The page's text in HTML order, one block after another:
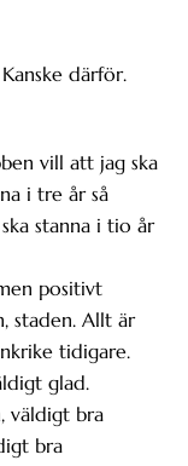
därför.
vill att jag ska
i tre år så
stanna i tio år
positivt
staden. Allt är
tidigare.
glad.
väldigt bra
bra